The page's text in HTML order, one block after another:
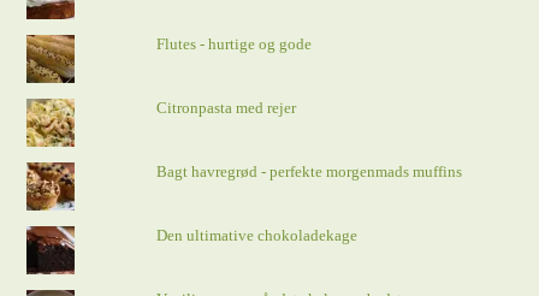
Flutes - hurtige og gode
Citronpasta med rejer
Bagt havregrød - perfekte morgenmads muffins
Den ultimative chokoladekage